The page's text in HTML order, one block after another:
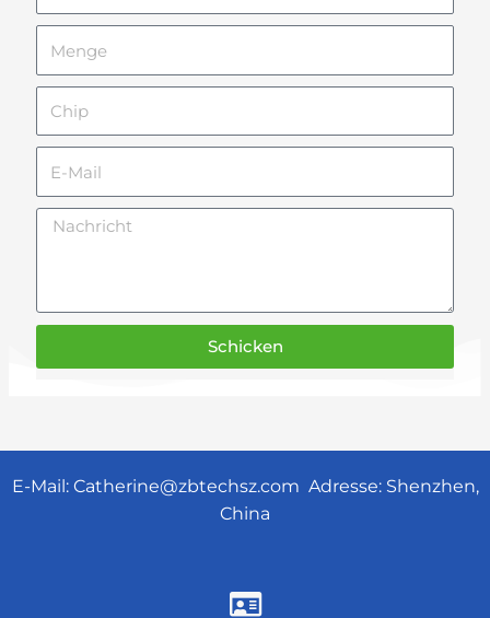
Nachricht
Schicken
E-Mail: Catherine@zbtechsz.com Adresse: Shenzhen,
China